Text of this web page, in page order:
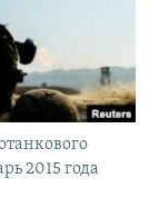
2015 года